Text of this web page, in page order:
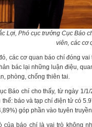
Lợi, Phó cục trưởng Cục Báo
viên, các cơ
các cơ quan báo chí đóng
bác lại những luận điệu,
phòng, chống thiên tai.
Báo chí cho thấy, từ ngày 1/
thể: báo và tạp chí điện tử có
góp phần vào tuyên
của báo chí là vai trò không